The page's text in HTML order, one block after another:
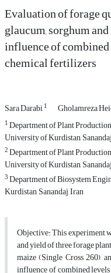
Evaluation of forage
glaucum, sorghum
influence of
chemical fertilizers
Sara Darabi1 Gholamreza
1Department of Plant
University of Kurdistan,
2Department of Plant
University of Kurdistan,
3Department of Biosystem
Kurdistan, Sanandaj, Iran
Objective: This experiment
and yield of three forage
maize (Single Cross 260),